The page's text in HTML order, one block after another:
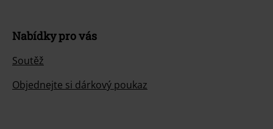
Nabídky pro vás
Soutěž
Objednejte si dárkový poukaz